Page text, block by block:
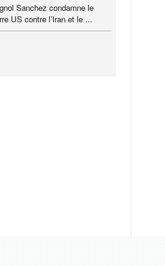
Sanchez condamne le
US contre l’Iran et le ...